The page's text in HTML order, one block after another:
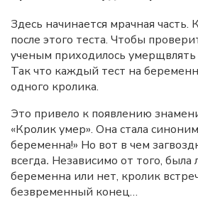
Здесь начинается мрачная
после этого теста. Чтобы
ученым приходилось умерщвлять
Так что каждый тест на
одного кролика.
Это привело к появлению
«Кролик умер». Она стала
беременна!» Но вот в чем
всегда. Независимо от того,
беременна или нет, кролик
безвременный конец…